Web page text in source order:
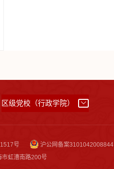
区级党校（行政学院）
号
沪公网备案3101042008844
市虹漕南路200号